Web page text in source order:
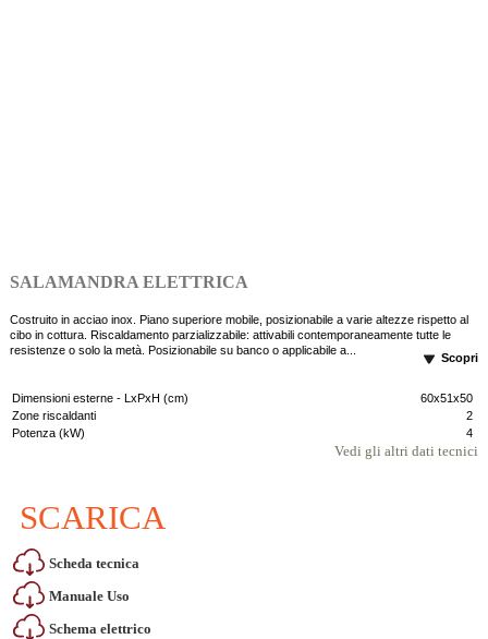
SALAMANDRA ELETTRICA
Costruito in acciao inox. Piano superiore mobile, posizionabile a varie altezze rispetto al
cibo in cottura. Riscaldamento parzializzabile: attivabili contemporaneamente tutte le
resistenze o solo la metà. Posizionabile su banco o applicabile a...
Scopri
Dimensioni esterne - LxPxH (cm)
60x51x50
Zone riscaldanti
2
Potenza (kW)
4
Vedi gli altri dati tecnici
SCARICA
Scheda tecnica
Manuale Uso
Schema elettrico